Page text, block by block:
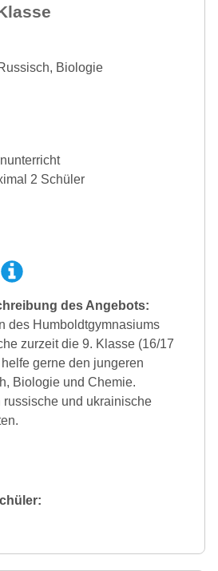
Biologie
2 Schüler
des Angebots:
des Humboldtgymnasiums
zurzeit die 9. Klasse (16/17
gerne den jungeren
Biologie und Chemie.
und ukrainische